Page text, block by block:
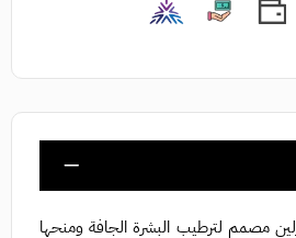
مصمم لترطيب البشرة الجافة ومنحها